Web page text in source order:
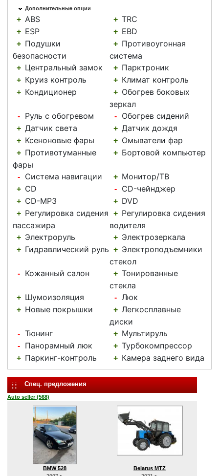
Дополнительные опции
+ ABS + TRC
+ ESP + EBD
+ Подушки
безопасности
+ Противоугонная
система
+ Центральный замок + Парктроник
+ Круиз контроль + Климат контроль
+ Кондиционер + Обогрев боковых
зеркал
- Руль с обогревом - Обогрев сидений
+ Датчик света + Датчик дождя
+ Ксеноновые фары + Омыватели фар
+ Противотуманные
фары
+ Бортовой компьютер
- Система навигации + Монитор/ТВ
+ CD - CD-чейнджер
+ CD-MP3 + DVD
+ Регулировка сидения
пассажира
+ Регулировка сидения
водителя
+ Электроруль + Электрозеркала
+ Гидравлический руль + Электроподъемники
стекол
- Кожанный салон + Тонированные
стекла
+ Шумоизоляция - Люк
+ Новые покрышки + Легкосплавные
диски
- Тюнинг + Мультируль
- Панорамный люк + Турбокомпрессор
+ Паркинг-контроль + Камера заднего вида
Спец. предложения
Auto seller (568)
BMW 528
Belarus MTZ